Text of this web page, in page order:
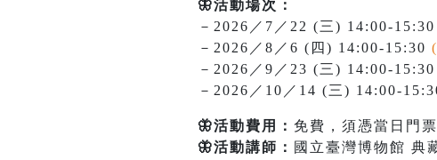
🦋活動場次：
－2026／7／22 (三) 14:00-15:30
－2026／8／6 (四) 14:00-15:30
－2026／9／23 (三) 14:00-15:30
－2026／10／14 (三) 14:00-
🦋活動費用： 免費，須憑當日門票
🦋活動講師： 國立臺灣博物館 典